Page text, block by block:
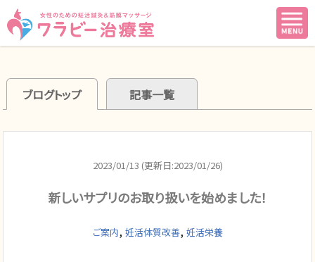
ブログトップ 記事一覧
2023/01/13 (更新日:2023/01/26)
新しいサプリのお取り扱いを始めました！
ご案内, 妊活体質改善, 妊活栄養